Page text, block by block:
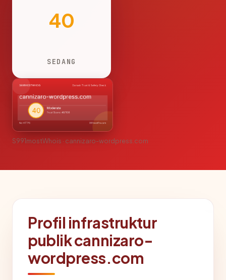
40
SEDANG
S991mostWhois · cannizaro-wordpress.com
Profil infrastruktur
publik cannizaro-
wordpress.com